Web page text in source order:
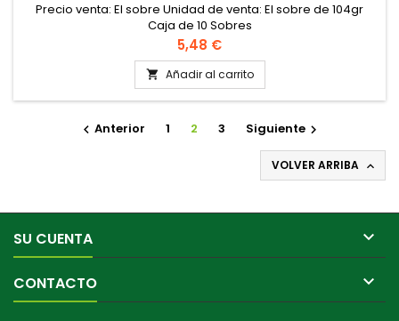
Precio venta: El sobre Unidad de venta: El sobre de 104gr
Caja de 10 Sobres
Precio
5,48 €
 Añadir al carrito
 Anterior 1 2 3 Siguiente
VOLVER ARRIBA 
SU CUENTA 
CONTACTO 